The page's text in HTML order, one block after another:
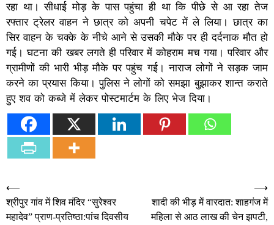
रहा था। सीधाई मोड़ के पास पहुंचा ही था कि पीछे से आ रहा तेज
रफ्तार ट्रेलर वाहन ने छात्र को अपनी चपेट में ले लिया। छात्र का
सिर वाहन के चक्के के नीचे आने से उसकी मौके पर ही दर्दनाक मौत हो
गई। घटना की खबर लगते ही परिवार में कोहराम मच गया। परिवार और
ग्रामीणों की भारी भीड़ मौके पर पहुंच गई। नाराज लोगों ने सड़क जाम
करने का प्रयास किया। पुलिस ने लोगों को समझा बुझाकर शान्त कराते
हुए शव को कब्जे में लेकर पोस्टमार्टम के लिए भेज दिया।
Post
navigation
⟵
श्रीपुर गांव में शिव मंदिर “सुरेश्वर
महादेव” प्राण-प्रतिष्ठा:पांच दिवसीय
शादी की भीड़ में वारदात: शाहगंज में
महिला से आठ लाख की चेन झपटी,
⟶